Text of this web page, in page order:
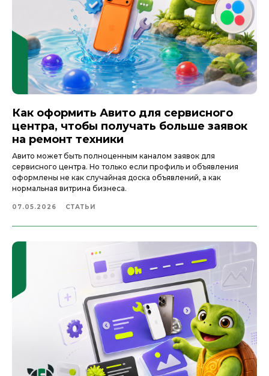
Как оформить Авито для сервисного
центра, чтобы получать больше заявок
на ремонт техники
Авито может быть полноценным каналом заявок для
сервисного центра. Но только если профиль и объявления
оформлены не как случайная доска объявлений, а как
нормальная витрина бизнеса.
07.05.2026 СТАТЬИ